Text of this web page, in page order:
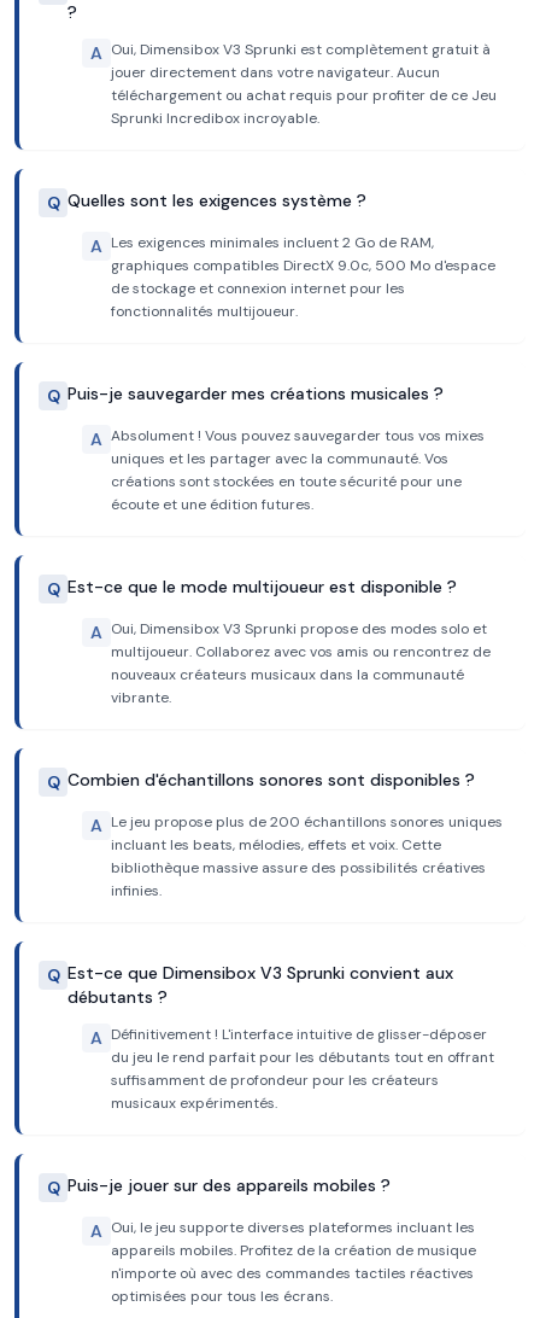
?
A Oui, Dimensibox V3 Sprunki est complètement gratuit à
jouer directement dans votre navigateur. Aucun
téléchargement ou achat requis pour profiter de ce Jeu
Sprunki Incredibox incroyable.
Q Quelles sont les exigences système ?
A Les exigences minimales incluent 2 Go de RAM,
graphiques compatibles DirectX 9.0c, 500 Mo d'espace
de stockage et connexion internet pour les
fonctionnalités multijoueur.
Q Puis-je sauvegarder mes créations musicales ?
A Absolument ! Vous pouvez sauvegarder tous vos mixes
uniques et les partager avec la communauté. Vos
créations sont stockées en toute sécurité pour une
écoute et une édition futures.
Q Est-ce que le mode multijoueur est disponible ?
A Oui, Dimensibox V3 Sprunki propose des modes solo et
multijoueur. Collaborez avec vos amis ou rencontrez de
nouveaux créateurs musicaux dans la communauté
vibrante.
Q Combien d'échantillons sonores sont disponibles ?
A Le jeu propose plus de 200 échantillons sonores uniques
incluant les beats, mélodies, effets et voix. Cette
bibliothèque massive assure des possibilités créatives
infinies.
Q Est-ce que Dimensibox V3 Sprunki convient aux
débutants ?
A Définitivement ! L'interface intuitive de glisser-déposer
du jeu le rend parfait pour les débutants tout en offrant
suffisamment de profondeur pour les créateurs
musicaux expérimentés.
Q Puis-je jouer sur des appareils mobiles ?
A Oui, le jeu supporte diverses plateformes incluant les
appareils mobiles. Profitez de la création de musique
n'importe où avec des commandes tactiles réactives
optimisées pour tous les écrans.